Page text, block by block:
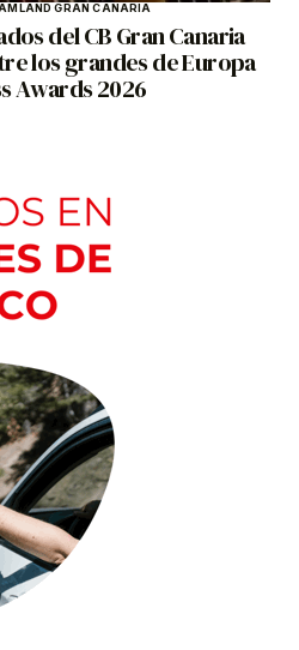
GRAN CANARIA
del CB Gran Canaria
los grandes de Europa
Awards 2026